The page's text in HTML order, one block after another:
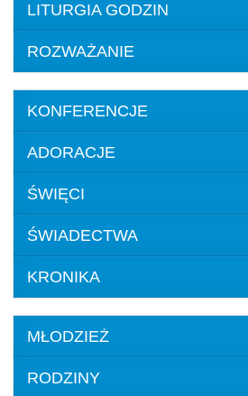
LITURGIA GODZIN
ROZWAŻANIE
KONFERENCJE
ADORACJE
ŚWIĘCI
ŚWIADECTWA
KRONIKA
MŁODZIEŻ
RODZINY